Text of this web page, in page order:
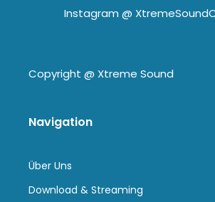
Instagram @
Copyright @ Xtreme Sound
Navigation
Über Uns
Download & Streaming